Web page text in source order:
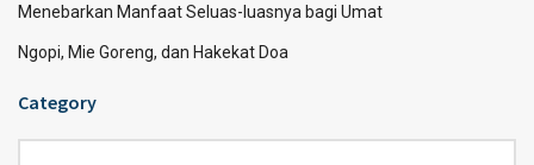
Menebarkan Manfaat Seluas-luasnya bagi Umat
Ngopi, Mie Goreng, dan Hakekat Doa
Category